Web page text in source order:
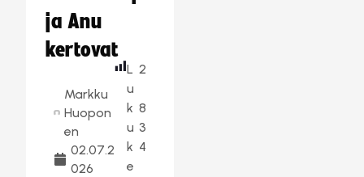
ja Anu
kertovat
Markku
Huopon
en
02.07.2
026
L
u
k
u
k
e
2
8
3
4